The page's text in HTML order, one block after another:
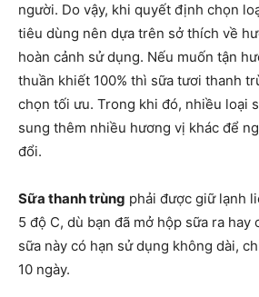
người. Do vậy, khi quyết định chọn
tiêu dùng nên dựa trên sở thích về
hoàn cảnh sử dụng. Nếu muốn tận
thuần khiết 100% thì sữa tươi thanh
chọn tối ưu. Trong khi đó, nhiều loại
sung thêm nhiều hương vị khác để
đổi.
Sữa thanh trùng phải được giữ lạnh
5 độ C, dù bạn đã mở hộp sữa ra hay
sữa này có hạn sử dụng không dài,
10 ngày.